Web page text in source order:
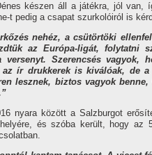
készen áll a játékra, jól van,
t pedig a csapat szurkolóiról is
nehéz, a csütörtöki
az Európa-ligát, folytatni
Szerencsés vagyok,
ír drukkerek is kiválóak, de a
lesznek, biztos vagyok
nyara között a Salzburgot
és szóba került, hogy az